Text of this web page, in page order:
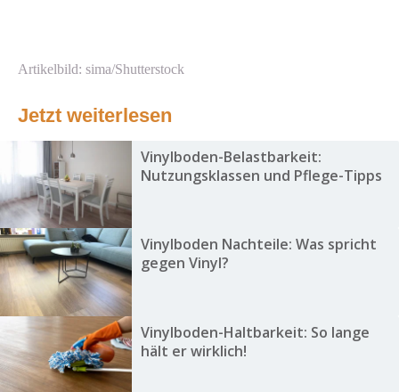
Artikelbild: sima/Shutterstock
Jetzt weiterlesen
Vinylboden-Belastbarkeit:
Nutzungsklassen und Pflege-Tipps
Vinylboden Nachteile: Was spricht
gegen Vinyl?
Vinylboden-Haltbarkeit: So lange
hält er wirklich!